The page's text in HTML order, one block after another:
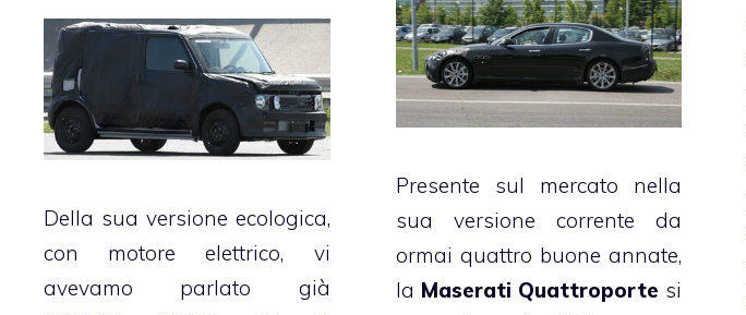
Della sua versione ecologica,
con motore elettrico, vi
avevamo parlato già
Presente sul mercato nella
sua versione corrente da
ormai quattro buone annate,
la Maserati Quattroporte si